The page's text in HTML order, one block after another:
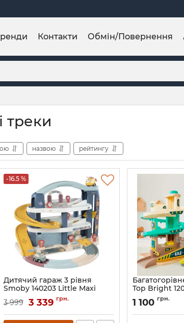
Контакти Обмін/Повернення
треки
назвою рейтингу
-16.5 %
Дитячий гараж 3 рівня
Smoby 140203 Little Maxi
Артикул:7600140203
3 999 3 339 грн.
Top Bright
парк Дубаї
1 100 грн.